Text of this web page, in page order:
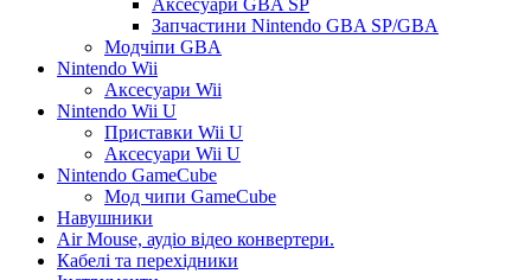
Запчастини Nintendo GBA SP/GBA
Модчіпи GBA
Nintendo Wii
Аксесуари Wii
Nintendo Wii U
Приставки Wii U
Аксесуари Wii U
Nintendo GameCube
Мод чипи GameCube
Навушники
Air Mouse, аудіо відео конвертери.
Кабелі та перехідники